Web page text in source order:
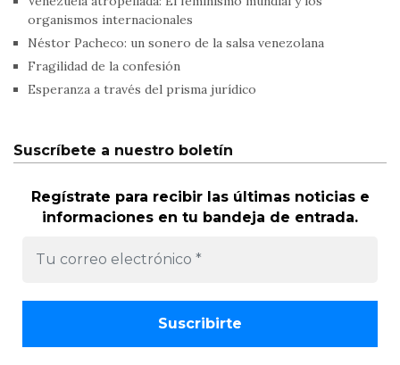
organismos internacionales
Néstor Pacheco: un sonero de la salsa venezolana
Fragilidad de la confesión
Esperanza a través del prisma jurídico
Suscríbete a nuestro boletín
Regístrate para recibir las últimas noticias e
informaciones en tu bandeja de entrada.